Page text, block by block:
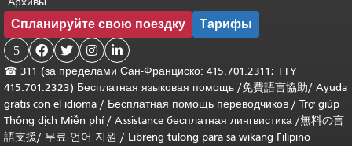
Спланируйте свою поездку Тарифы
5    
☎ 311 (за пределами Сан-Франциско: 415.701.2311; TTY
415.701.2323) Бесплатная языковая помощь /免費語言協助/ Ayuda
gratis con el idioma / Бесплатная помощь переводчиков / Trợ giúp
Thông dịch Miễn phí/ Assistance бесплатная лингвистика /無料の言
語支援/ 무료 언어 지원 / Libreng tulong para sa wikang Filipino